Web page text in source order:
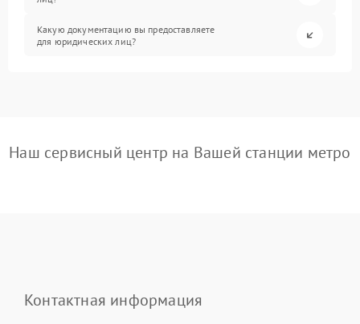
Какую документацию вы предоставляете
для юридических лиц?
Наш сервисный центр на Вашей станции метро
Контактная информация